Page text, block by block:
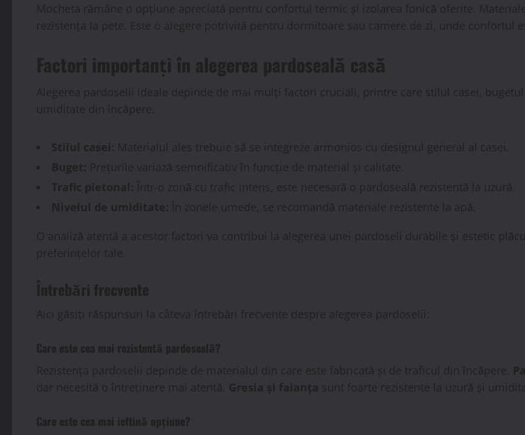
Mocheta rămâne o opțiune apreciată pentru confortul termic și izolarea fonică oferite.
rezistența la pete. Este o alegere potrivită pentru dormitoare sau camere de zi, unde confortul
Factori importanți în alegerea pardoseală casă
Alegerea pardoselii ideale depinde de mai mulți factori cruciali, printre care stilul casei,
umiditate din încăpere.
Stilul casei: Materialul ales trebuie să se integreze armonios cu designul general al casei.
Buget: Prețurile variază semnificativ în funcție de material și calitate.
Trafic pietonal: Într-o zonă cu trafic intens, este necesară o pardoseală rezistentă la uzură.
Nivelul de umiditate: În zonele umede, se recomandă materiale rezistente la apă.
O analiză atentă a acestor factori va contribui la alegerea unei pardoseli durabile și estetic
preferințelor tale.
Întrebări frecvente
Aici găsiți răspunsuri la câteva întrebări frecvente despre alegerea pardoselii:
Care este cea mai rezistentă pardoseală?
Rezistența pardoselii depinde de materialul din care este fabricată și de traficul din încăpere.
dar necesită o întreținere mai atentă. Gresia și faianța sunt foarte rezistente la uzură și
Care este cea mai ieftină opțiune?